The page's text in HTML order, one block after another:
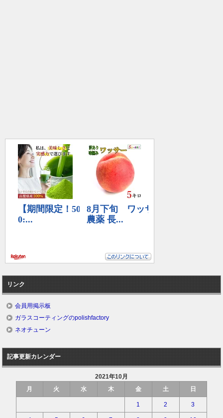
リンク
会員用掲示板
ガラスコーティングのpolishfactory
ネオチューン
記事更新カレンダー
2021年10月
月
火 水 木 金 土 日
1 2 3